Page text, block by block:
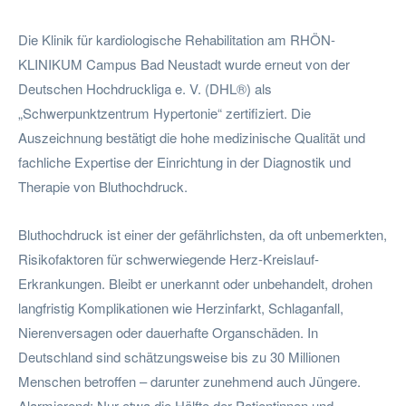
Die Klinik für kardiologische Rehabilitation am RHÖN-
KLINIKUM Campus Bad Neustadt wurde erneut von der
Deutschen Hochdruckliga e. V. (DHL®) als
„Schwerpunktzentrum Hypertonie“ zertifiziert. Die
Auszeichnung bestätigt die hohe medizinische Qualität und
fachliche Expertise der Einrichtung in der Diagnostik und
Therapie von Bluthochdruck.
Bluthochdruck ist einer der gefährlichsten, da oft unbemerkten,
Risikofaktoren für schwerwiegende Herz-Kreislauf-
Erkrankungen. Bleibt er unerkannt oder unbehandelt, drohen
langfristig Komplikationen wie Herzinfarkt, Schlaganfall,
Nierenversagen oder dauerhafte Organschäden. In
Deutschland sind schätzungsweise bis zu 30 Millionen
Menschen betroffen – darunter zunehmend auch Jüngere.